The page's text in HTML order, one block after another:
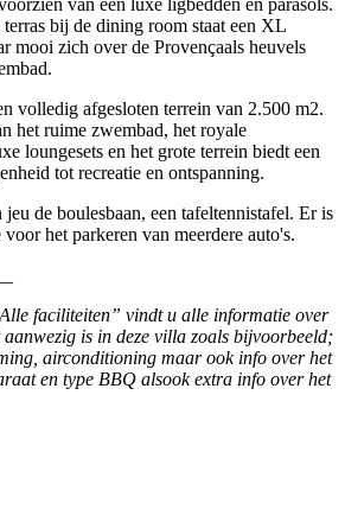
bij de dining room staat een XL
mooi zich over de Provençaals heuvels
volledig afgesloten terrein van 2.500 m2.
het ruime zwembad, het royale
loungesets en het grote terrein biedt een
tot recreatie en ontspanning.
de boulesbaan, een tafeltennistafel. Er is
het parkeren van meerdere auto's.
faciliteiten” vindt u alle informatie over
is in deze villa zoals bijvoorbeeld;
airconditioning maar ook info over het
en type BBQ alsook extra info over het